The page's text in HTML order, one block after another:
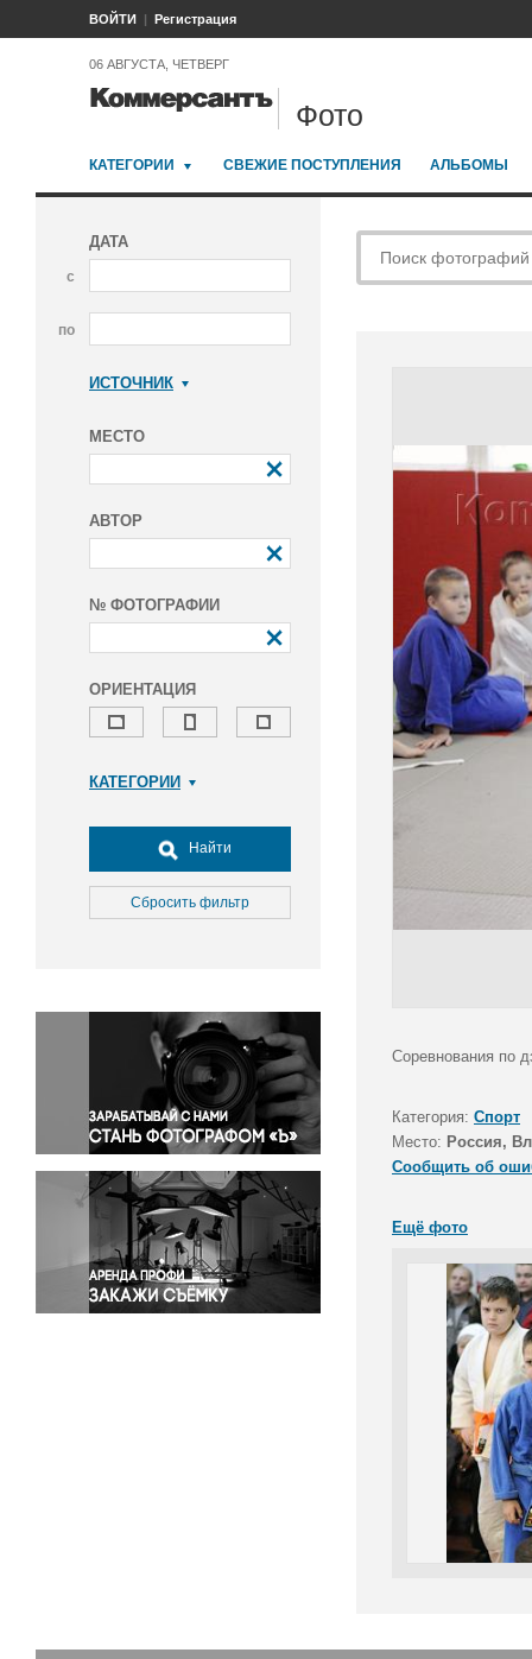
ВОЙТИ Регистрация
06 АВГУСТА, ЧЕТВЕРГ
Фото
КАТЕГОРИИ СВЕЖИЕ ПОСТУПЛЕНИЯ АЛЬБОМЫ
ДАТА
с
по
ИСТОЧНИК
МЕСТО
АВТОР
№ ФОТОГРАФИИ
ОРИЕНТАЦИЯ
КАТЕГОРИИ
Досуг, туризм и отдых
Культура
Медицина
Окружающая среда
Политика
Правосудие
Происшествия и конфликты
Религия
Светская жизнь
Спорт
Экология
Экономика и бизнес
Найти
Сбросить фильтр
Соревнования по
Категория: Спорт
Место: Россия,
Сообщить об
Ещё фото